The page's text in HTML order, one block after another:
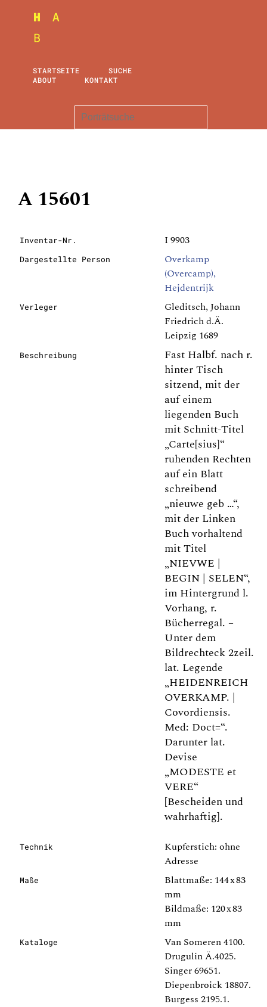
STARTSEITE
SUCHE
ABOUT
KONTAKT
A 15601
Inventar-Nr. I 9903
Dargestellte Person
Overkamp
(Overcamp),
Hejdentrijk
Verleger
Gleditsch, Johann
Friedrich d.Ä.
Leipzig 1689
Beschreibung
Fast Halbf. nach r.
hinter Tisch
sitzend, mit der
auf einem
liegenden Buch
mit Schnitt-Titel
„Carte[sius]“
ruhenden Rechten
auf ein Blatt
schreibend
„nieuwe geb …“,
mit der Linken
Buch vorhaltend
mit Titel
„NIEVWE |
BEGIN | SELEN“,
im Hintergrund l.
Vorhang, r.
Bücherregal. –
Unter dem
Bildrechteck 2zeil.
lat. Legende
„HEIDENREICH
OVERKAMP. |
Covordiensis.
Med: Doct=“.
Darunter lat.
Devise
„MODESTE et
VERE“
[Bescheiden und
wahrhaftig].
Technik
Kupferstich: ohne
Adresse
Maße
Blattmaße: 144 x 83
mm
Bildmaße: 120 x 83
mm
Kataloge
Van Someren 4100.
Drugulin Ä.4025.
Singer 69651.
Diepenbroick 18807.
Burgess 2195.1.